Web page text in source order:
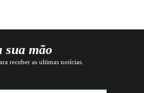
sua mão
receber as ultimas notícias.